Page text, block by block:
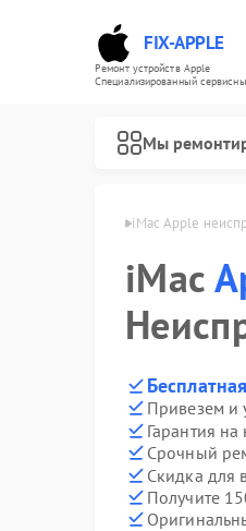
FIX-APPLE
Ремонт устройств Apple
Специализированный
Мы
Apple в Липецке iMac Apple
iMac
Привезем и
Гарантия
Срочный
Скидка для
Получите